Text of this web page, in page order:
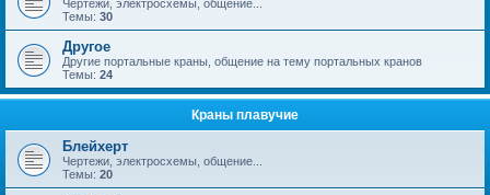
Чертежи, электросхемы, общение...
Темы: 30
Другое
Другие портальные краны, общение на тему портальных кранов
Темы: 24
Краны плавучие
Блейхерт
Чертежи, электросхемы, общение...
Темы: 20